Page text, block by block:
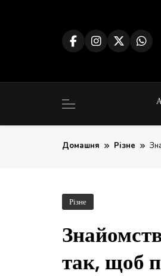
Домашня Різне
Різне
так, щоб